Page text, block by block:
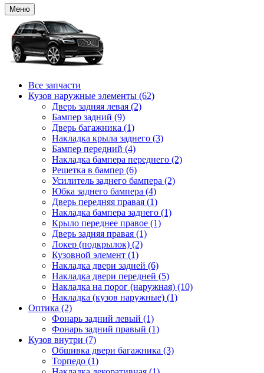
Меню
Все запчасти
Кузов наружные элементы (62)
Дверь задняя левая (2)
Бампер задний (9)
Дверь багажника (1)
Накладка крыла заднего (3)
Бампер передний (4)
Накладка бампера переднего (2)
Решетка в бампер (6)
Усилитель заднего бампера (2)
Юбка заднего бампера (4)
Дверь передняя правая (1)
Накладка бампера заднего (1)
Крыло переднее правое (1)
Дверь задняя правая (1)
Локер (подкрылок) (2)
Кузовной элемент (1)
Накладка двери задней (6)
Накладка двери передней (5)
Накладка на порог (наружная) (10)
Накладка (кузов наружные) (1)
Оптика (2)
Фонарь задний левый (1)
Фонарь задний правый (1)
Кузов внутри (7)
Обшивка двери багажника (3)
Торпедо (1)